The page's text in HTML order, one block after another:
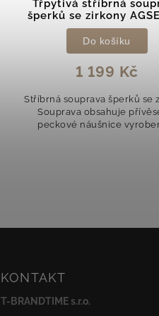
Něžná souprava
zirkony
749 Kč
Do košíku
Něžná souprava šperků se
Tato elegantní souprava z
stříbra zahrnuje přívěsek a
KONTAKT
T-BRANDTIME s.r.o.